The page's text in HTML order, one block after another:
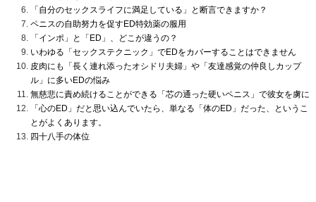
「自分のセックスライフに満足している」と断言できますか？
ペニスの自助努力を促すED特効薬の服用
「インポ」と「ED」、どこが違うの？
いわゆる「セックステクニック」でEDをカバーすることはできません
皮肉にも「長く連れ添ったオシドリ夫婦」や「友達感覚の仲良しカップ
ル」に多いEDの悩み
無慈悲に責め続けることができる「芯の通った硬いペニス」で彼女を虜に
「心のED」だと思い込んでいたら、単なる「体のED」だった、というこ
とがよくあります。
四十八手の体位